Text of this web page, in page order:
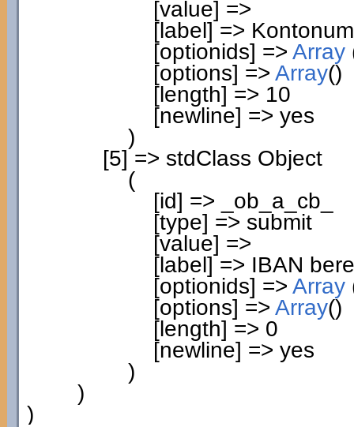
[value] =>
[label] =>
[optionids] => Array
[options] => Array()
[length] => 10
[newline] => yes
)
[5] => stdClass Object
(
[id] => _ob_a_cb_
[type] => submit
[value] =>
[label] => IBAN
[optionids] => Array
[options] => Array()
[length] => 0
[newline] => yes
)
)
)